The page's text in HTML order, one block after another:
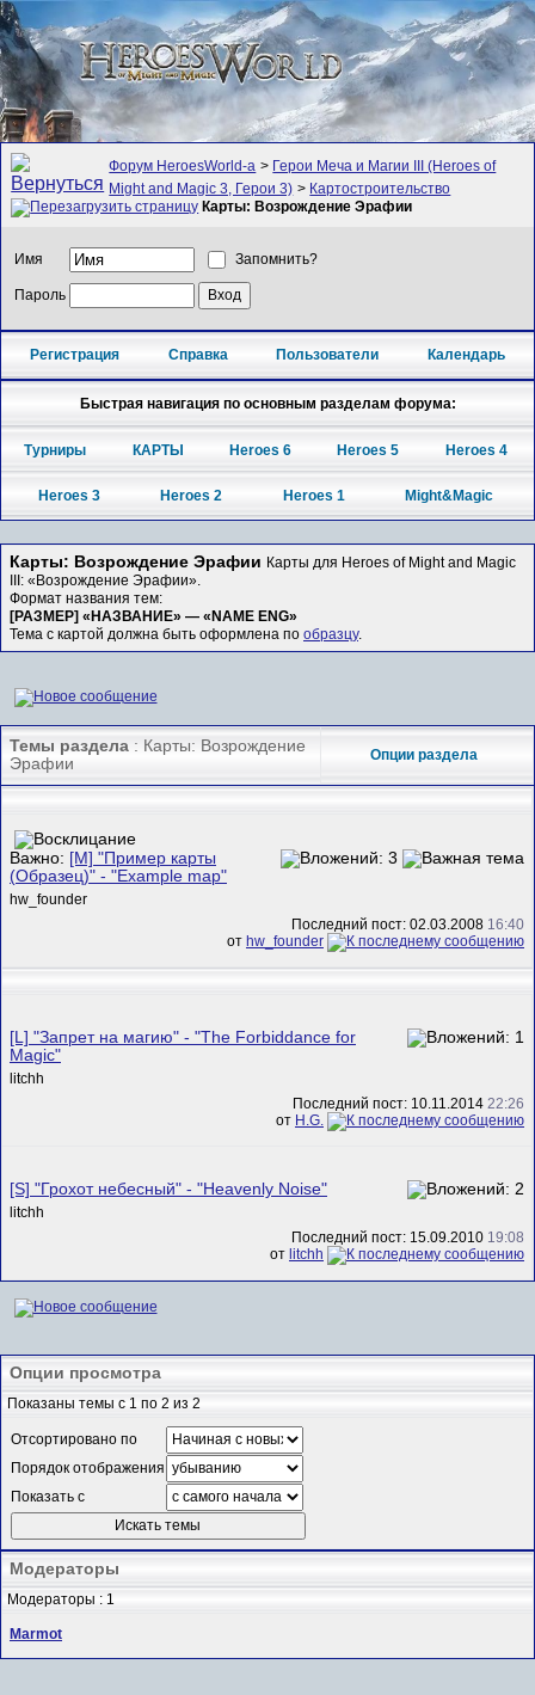
Форум HeroesWorld-а > Герои Меча и Магии III (Heroes of
Might and Magic 3, Герои 3) > Картостроительство
Карты: Возрождение Эрафии
Имя Запомнить?
Пароль
Регистрация Справка Пользователи Календарь
Быстрая навигация по основным разделам форума:
Турниры КАРТЫ Heroes 6 Heroes 5 Heroes 4
Heroes 3 Heroes 2 Heroes 1 Might&Magic
Карты: Возрождение Эрафии Карты для Heroes of Might and Magic
III: «Возрождение Эрафии».
Формат названия тем:
[РАЗМЕР] «НАЗВАНИЕ» — «NAME ENG»
Тема с картой должна быть оформлена по образцу.
Темы раздела : Карты: Возрождение
Эрафии
Опции раздела
Важно: [M] "Пример карты
(Образец)" - "Example map"
hw_founder
Последний пост: 02.03.2008 16:40
от hw_founder
[L] "Запрет на магию" - "The Forbiddance for
Magic"
litchh
Последний пост: 10.11.2014 22:26
от H.G.
[S] "Грохот небесный" - "Heavenly Noise"
litchh
Последний пост: 15.09.2010 19:08
от litchh
Опции просмотра
Показаны темы с 1 по 2 из 2
Отсортировано по
Порядок отображения
Показать с
Модераторы
Модераторы : 1
Marmot